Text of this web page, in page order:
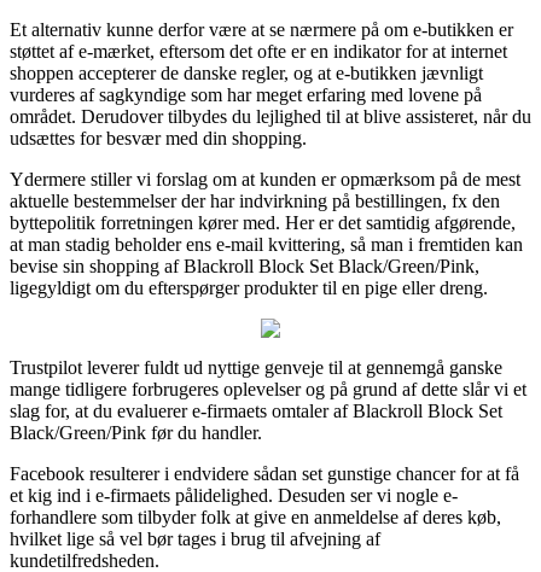
Et alternativ kunne derfor være at se nærmere på om e-butikken er
støttet af e-mærket, eftersom det ofte er en indikator for at internet
shoppen accepterer de danske regler, og at e-butikken jævnligt
vurderes af sagkyndige som har meget erfaring med lovene på
området. Derudover tilbydes du lejlighed til at blive assisteret, når du
udsættes for besvær med din shopping.
Ydermere stiller vi forslag om at kunden er opmærksom på de mest
aktuelle bestemmelser der har indvirkning på bestillingen, fx den
byttepolitik forretningen kører med. Her er det samtidig afgørende,
at man stadig beholder ens e-mail kvittering, så man i fremtiden kan
bevise sin shopping af Blackroll Block Set Black/Green/Pink,
ligegyldigt om du efterspørger produkter til en pige eller dreng.
Trustpilot leverer fuldt ud nyttige genveje til at gennemgå ganske
mange tidligere forbrugeres oplevelser og på grund af dette slår vi et
slag for, at du evaluerer e-firmaets omtaler af Blackroll Block Set
Black/Green/Pink før du handler.
Facebook resulterer i endvidere sådan set gunstige chancer for at få
et kig ind i e-firmaets pålidelighed. Desuden ser vi nogle e-
forhandlere som tilbyder folk at give en anmeldelse af deres køb,
hvilket lige så vel bør tages i brug til afvejning af
kundetilfredsheden.